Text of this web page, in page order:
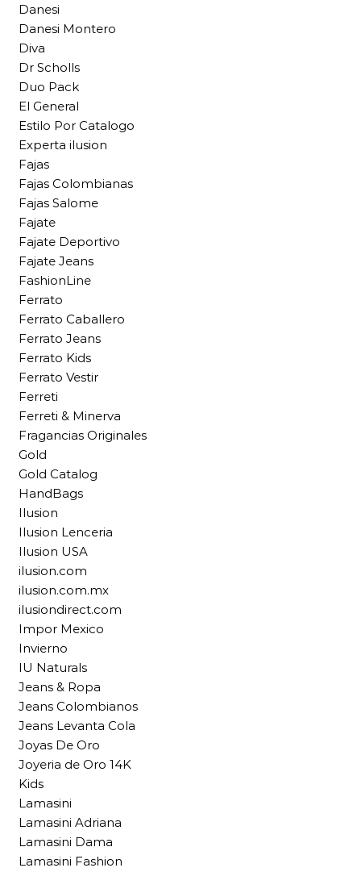
Danesi
Danesi Montero
Diva
Dr Scholls
Duo Pack
El General
Estilo Por Catalogo
Experta ilusion
Fajas
Fajas Colombianas
Fajas Salome
Fajate
Fajate Deportivo
Fajate Jeans
FashionLine
Ferrato
Ferrato Caballero
Ferrato Jeans
Ferrato Kids
Ferrato Vestir
Ferreti
Ferreti & Minerva
Fragancias Originales
Gold
Gold Catalog
HandBags
Ilusion
Ilusion Lenceria
Ilusion USA
ilusion.com
ilusion.com.mx
ilusiondirect.com
Impor Mexico
Invierno
IU Naturals
Jeans & Ropa
Jeans Colombianos
Jeans Levanta Cola
Joyas De Oro
Joyeria de Oro 14K
Kids
Lamasini
Lamasini Adriana
Lamasini Dama
Lamasini Fashion